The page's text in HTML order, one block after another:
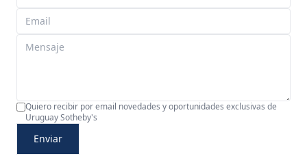
Quiero recibir por email novedades y oportunidades exclusivas de
Uruguay Sotheby's
Enviar